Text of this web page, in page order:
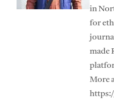
in
for
made
More